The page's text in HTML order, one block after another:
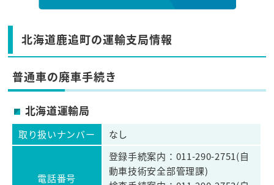
北海道鹿追町の運輸支局情報
普通車の廃車手続き
北海道運輸局
取り扱いナンバー なし
電話番号
登録手続案内：011-290-2751(自
動車技術安全部管理課)